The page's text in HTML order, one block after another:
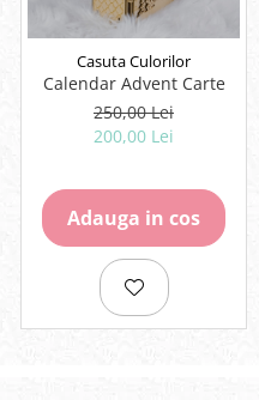
Casuta Culorilor
Calendar Advent Carte
250,00 Lei
200,00 Lei
Adauga in cos